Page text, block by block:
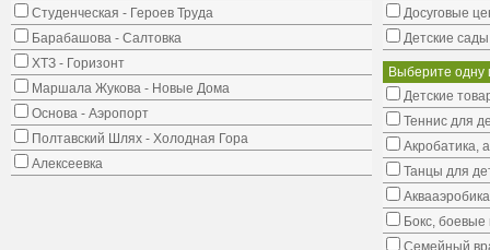
Студенческая - Героев Труда
Барабашова - Салтовка
ХТЗ - Горизонт
Маршала Жукова - Новые Дома
Основа - Аэропорт
Полтавский Шлях - Холодная Гора
Алексеевка
Досуговые
Детские сады
Выберите одну
Детские
Теннис для
Акробатика,
Танцы для
Бокс, боевые
Семейный